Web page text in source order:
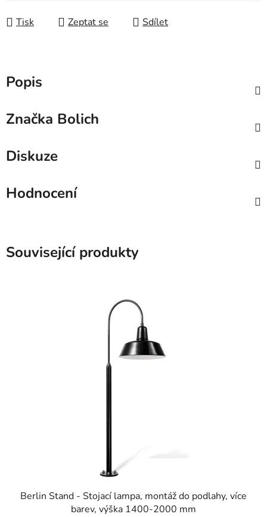
Tisk Zeptat se Sdílet
Popis
Značka Bolich
Diskuze
Hodnocení
Související produkty
Berlin Stand - Stojací lampa, montáž do podlahy, více
barev, výška 1400-2000 mm